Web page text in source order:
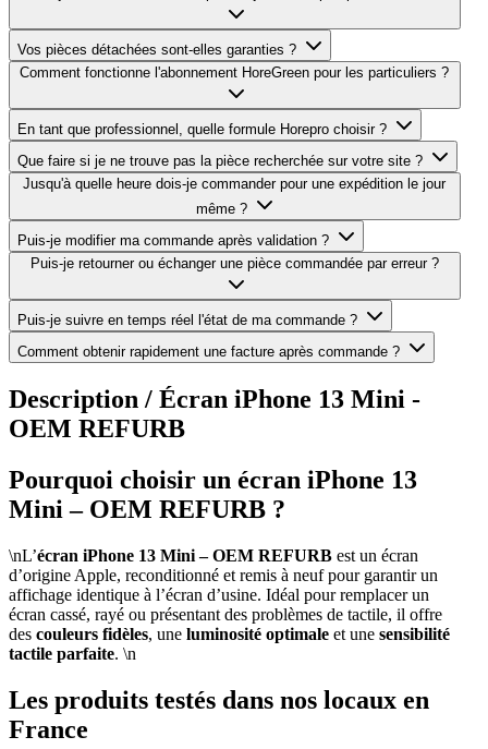
Vos pièces détachées sont-elles garanties ?
Comment fonctionne l'abonnement HoreGreen pour les particuliers ?
En tant que professionnel, quelle formule Horepro choisir ?
Que faire si je ne trouve pas la pièce recherchée sur votre site ?
Jusqu'à quelle heure dois-je commander pour une expédition le jour
même ?
Puis-je modifier ma commande après validation ?
Puis-je retourner ou échanger une pièce commandée par erreur ?
Puis-je suivre en temps réel l'état de ma commande ?
Comment obtenir rapidement une facture après commande ?
Description / Écran iPhone 13 Mini -
OEM REFURB
Pourquoi choisir un écran iPhone 13
Mini – OEM REFURB ?
\nL’écran iPhone 13 Mini – OEM REFURB est un écran
d’origine Apple, reconditionné et remis à neuf pour garantir un
affichage identique à l’écran d’usine. Idéal pour remplacer un
écran cassé, rayé ou présentant des problèmes de tactile, il offre
des couleurs fidèles, une luminosité optimale et une sensibilité
tactile parfaite. \n
Les produits testés dans nos locaux en
France